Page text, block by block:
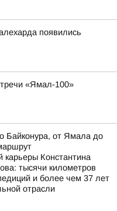
появились
«Ямал-100»
Байконура, от Ямала до
карьеры Константина
тысячи километров
и более чем 37 лет
отрасли